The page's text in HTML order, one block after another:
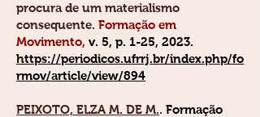
procura de um materialismo
consequente. Formação em
Movimento, v. 5, p. 1-25, 2023.
https://periodicos.ufrrj.br/index.php/fo
rmov/article/view/894
PEIXOTO, ELZA M. DE M.. Formação